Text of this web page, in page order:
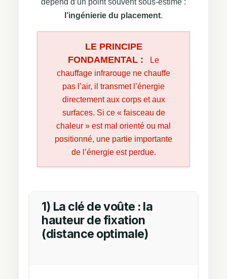
dépend d’un point souvent sous-estimé :
l’ingénierie du placement.
LE PRINCIPE
FONDAMENTAL :
Le
chauffage infrarouge ne chauffe
pas l’air, il transmet l’énergie
directement aux corps et aux
surfaces. Si ce « faisceau de
chaleur » est mal orienté ou mal
positionné, une partie importante
de l’énergie est perdue.
1) La clé de voûte : la
hauteur de fixation
(distance optimale)